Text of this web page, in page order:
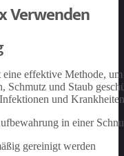
Verwenden
effektive Methode,
Schmutz und Staub
und
in einer
gereinigt werden